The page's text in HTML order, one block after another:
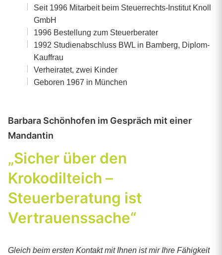
Seit 1996 Mitarbeit beim Steuerrechts-Institut Knoll
GmbH
1996 Bestellung zum Steuerberater
1992 Studienabschluss BWL in Bamberg, Diplom-
Kauffrau
Verheiratet, zwei Kinder
Geboren 1967 in München
Barbara Schönhofen im Gespräch mit einer
Mandantin
„Sicher über den
Krokodilteich –
Steuerberatung ist
Vertrauenssache“
Gleich beim ersten Kontakt mit Ihnen ist mir Ihre Fähigkeit